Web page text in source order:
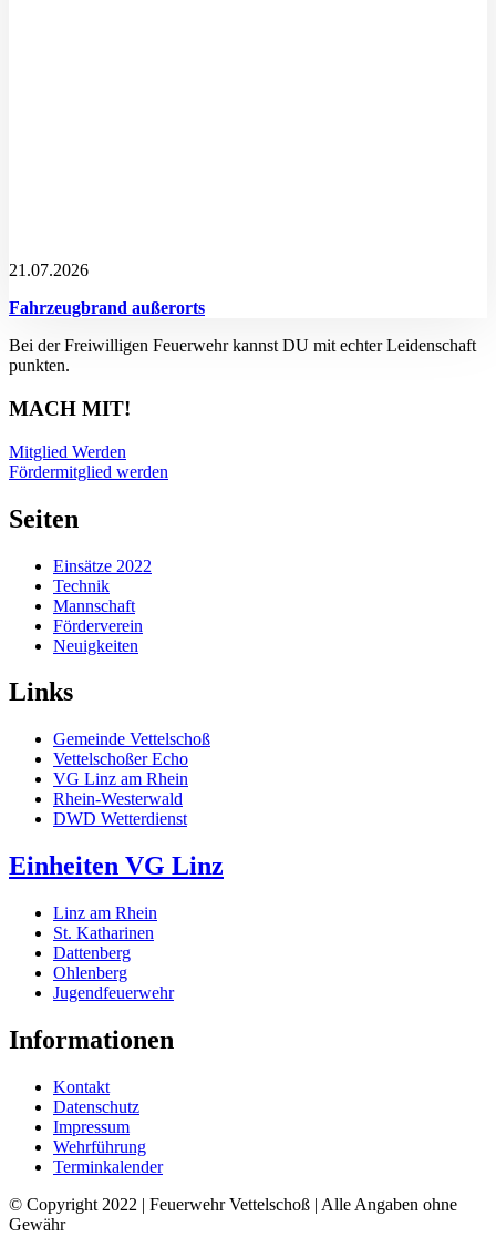
21.07.2026
Fahrzeugbrand außerorts
Bei der Freiwilligen Feuerwehr kannst DU mit echter Leidenschaft
punkten.
MACH MIT!
Mitglied Werden
Fördermitglied werden
Seiten
Einsätze 2022
Technik
Mannschaft
Förderverein
Neuigkeiten
Links
Gemeinde Vettelschoß
Vettelschoßer Echo
VG Linz am Rhein
Rhein-Westerwald
DWD Wetterdienst
Einheiten VG Linz
Linz am Rhein
St. Katharinen
Dattenberg
Ohlenberg
Jugendfeuerwehr
Informationen
Kontakt
Datenschutz
Impressum
Wehrführung
Terminkalender
© Copyright 2022 | Feuerwehr Vettelschoß | Alle Angaben ohne
Gewähr